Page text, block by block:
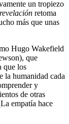
un tropiezo
retoma
más que unas
Hugo Wakefield
que
que los
la humanidad cada
y
de otras
empatía hace